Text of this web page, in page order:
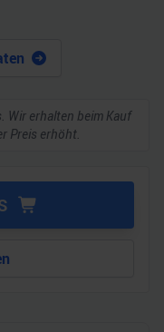
Wir erhalten beim Kauf
Preis erhöht.